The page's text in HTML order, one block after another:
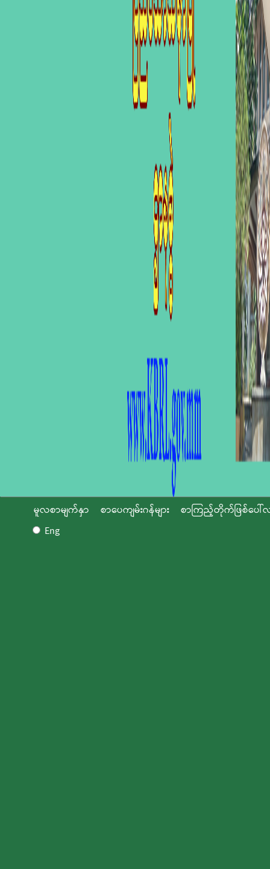
မူလစာမျက်နှာ စာပေကျမ်းဂန်များ
စာကြည့်တိုက်ဖြစ်ပေါ်
Eng